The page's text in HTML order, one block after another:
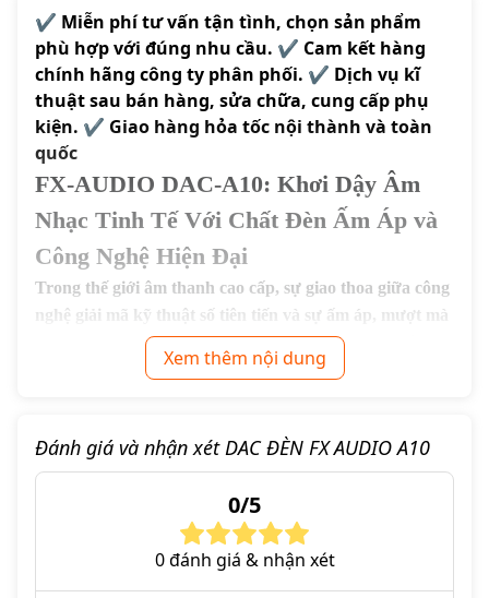
✔️ Miễn phí tư vấn tận tình, chọn sản phẩm
phù hợp với đúng nhu cầu. ✔️ Cam kết hàng
chính hãng công ty phân phối. ✔️ Dịch vụ kĩ
thuật sau bán hàng, sửa chữa, cung cấp phụ
kiện. ✔️ Giao hàng hỏa tốc nội thành và toàn
quốc
FX-AUDIO DAC-A10: Khơi Dậy Âm
Nhạc Tinh Tế Với Chất Đèn Ấm Áp và
Công Nghệ Hiện Đại
Trong thế giới âm thanh cao cấp, sự giao thoa giữa công
nghệ giải mã kỹ thuật số tiên tiến và sự ấm áp, mượt mà
của bóng đèn điện tử luôn tạo nên những trải nghiệm
nghe nhạc độc đáo. FX-AUDIO DAC-A10 chính là một
đèn, được thiết kế dành riêng cho những người đam mê
âm thanh đang tìm kiếm sự cân bằng giữa độ chính xác
của tín hiệu số và chất âm analog quyến rũ.
Bài viết này sẽ đi sâu vào từng đặc điểm kỹ thuật, phân
tích khả năng trình diễn và tính ứng dụng thực tế của
FX-AUDIO DAC-A10, giúp bạn có cái nhìn toàn diện
Xem thêm nội dung
Đánh giá và nhận xét DAC ĐÈN FX AUDIO A10
0/5
0 đánh giá & nhận xét